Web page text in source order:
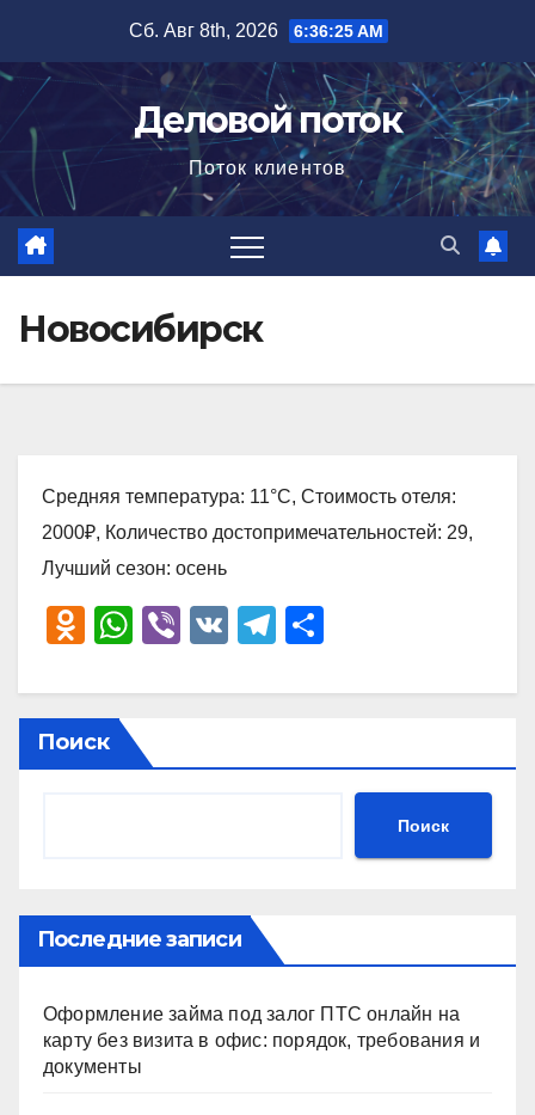
содержимому
Сб. Авг 8th, 2026 6:36:26 AM
Деловой поток
Поток клиентов
Новосибирск
Средняя температура: 11°C, Стоимость отеля:
2000₽, Количество достопримечательностей: 29,
Лучший сезон: осень
O
n
o
kl
ki
W
at
s
A
Vi
er
V
T
e
a
р
в
ть
Поиск
Поиск
Последние записи
Оформление займа под залог ПТС онлайн на
карту без визита в офис: порядок, требования и
документы